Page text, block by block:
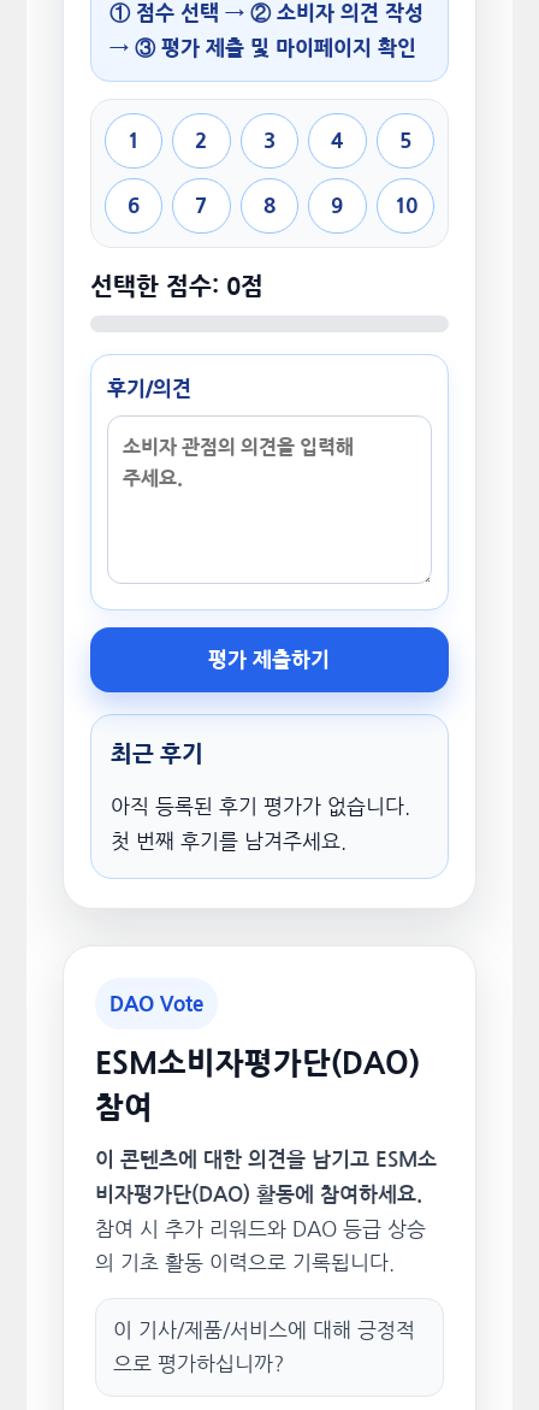
① 점수 선택 → ② 소비자 의견 작성
→ ③ 평가 제출 및 마이페이지 확인
1 2 3 4 5
6 7 8 9 10
선택한 점수: 0점
후기/의견
평가 제출하기
최근 후기
아직 등록된 후기 평가가 없습니다.
첫 번째 후기를 남겨주세요.
DAO Vote
ESM소비자평가단(DAO)
참여
이 콘텐츠에 대한 의견을 남기고 ESM소
비자평가단(DAO) 활동에 참여하세요.
참여 시 추가 리워드와 DAO 등급 상승
의 기초 활동 이력으로 기록됩니다.
이 기사/제품/서비스에 대해 긍정적
으로 평가하십니까?